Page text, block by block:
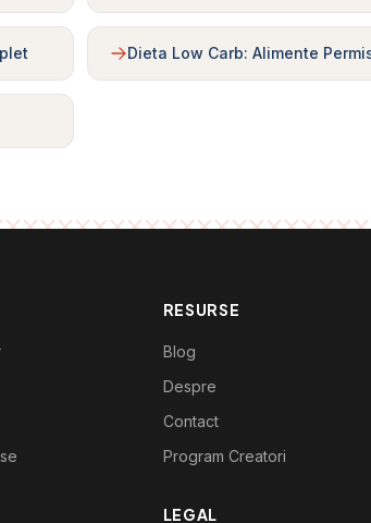
Dieta Low Carb: Alimente
RESURSE
Blog
Despre
Contact
Program Creatori
LEGAL